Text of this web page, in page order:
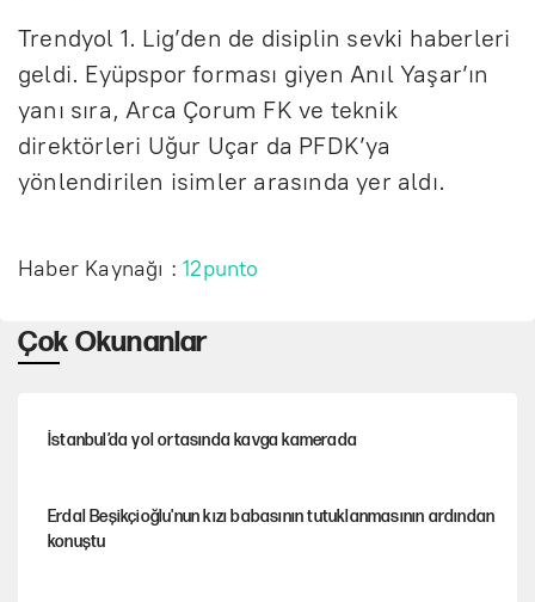
Trendyol 1. Lig’den de disiplin sevki haberleri
geldi. Eyüpspor forması giyen Anıl Yaşar’ın
yanı sıra, Arca Çorum FK ve teknik
direktörleri Uğur Uçar da PFDK’ya
yönlendirilen isimler arasında yer aldı.
Haber Kaynağı :12punto
Çok Okunanlar
İstanbul’da yol ortasında kavga kamerada
Erdal Beşikçioğlu'nun kızı babasının tutuklanmasının ardından
konuştu